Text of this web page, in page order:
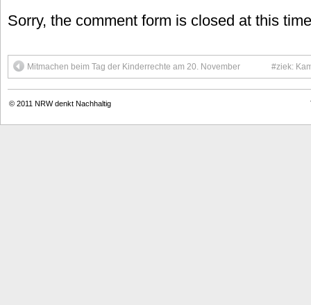
Sorry, the comment form is closed at this
Mitmachen beim Tag der Kinderrechte am 20. November #ziek:
© 2011 NRW denkt Nachhaltig